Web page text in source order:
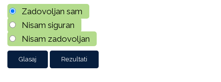
Zadovoljan sam
Nisam siguran
Nisam zadovoljan
Rezultati